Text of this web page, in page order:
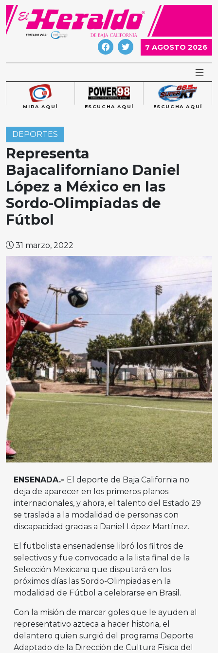
Skip
content
7 AGOSTO 2026
MIRA AQUÍ ESCUCHA AQUÍ ESCUCHA AQUÍ
DEPORTES
Representa
Bajacaliforniano Daniel
López a México en las
Sordo-Olimpiadas de
Fútbol
31 marzo, 2022
ENSENADA.- El deporte de Baja California no
deja de aparecer en los primeros planos
internacionales, y ahora, el talento del Estado 29
se traslada a la modalidad de personas con
discapacidad gracias a Daniel López Martínez.
El futbolista ensenadense libró los filtros de
selectivos y fue convocado a la lista final de la
Selección Mexicana que disputará en los
próximos días las Sordo-Olimpiadas en la
modalidad de Fútbol a celebrarse en Brasil.
Con la misión de marcar goles que le ayuden al
representativo azteca a hacer historia, el
delantero quien surgió del programa Deporte
Adaptado de la Dirección de Cultura Física del